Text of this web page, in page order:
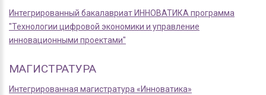
Интегрированный бакалавриат ИННОВАТИКА программа
"Технологии цифровой экономики и управление
инновационными проектами"
МАГИСТРАТУРА
Интегрированная магистратура «Инноватика»